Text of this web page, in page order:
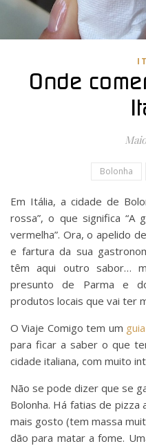
Onde
Bolonha
Em Itália, a cidade de Bolonha é “La grassa, La dotta, La
rossa”, o que significa “A
vermelha”. Ora, o apelido
e fartura da sua
têm aqui outro sabor…
presunto de Parma e
produtos locais que vai ter
O Viaje Comigo tem um
para ficar a saber o que
cidade italiana, com muito
Não se pode dizer que se
Bolonha. Há fatias de
mais gosto (tem massa
dão para matar a fome.